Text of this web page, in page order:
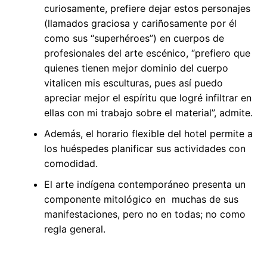
curiosamente, prefiere dejar estos personajes
(llamados graciosa y cariñosamente por él
como sus “superhéroes”) en cuerpos de
profesionales del arte escénico, “prefiero que
quienes tienen mejor dominio del cuerpo
vitalicen mis esculturas, pues así puedo
apreciar mejor el espíritu que logré infiltrar en
ellas con mi trabajo sobre el material”, admite.
Además, el horario flexible del hotel permite a
los huéspedes planificar sus actividades con
comodidad.
El arte indígena contemporáneo presenta un
componente mitológico en muchas de sus
manifestaciones, pero no en todas; no como
regla general.